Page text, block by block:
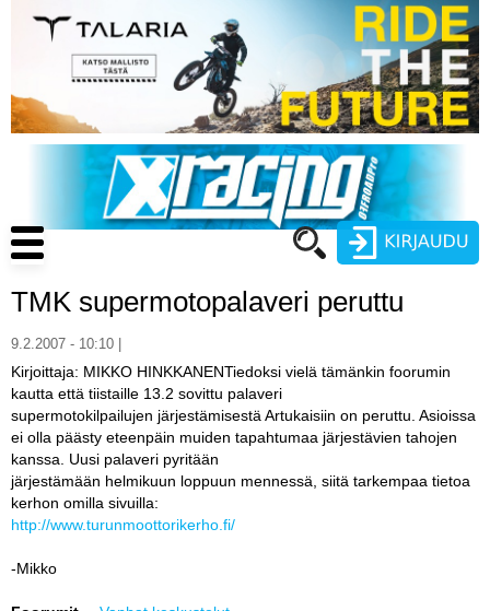
pääsisältöön
Käyttäjätunnus
Luo uusi käyttäjätili
Main
navigation
ENDURO
MOTOCROSS
MUUT LAJIT
TMK supermotopalaveri peruttu
9.2.2007 - 10:10 |
Kirjoittaja: MIKKO HINKKANENTiedoksi vielä tämänkin foorumin
kautta että tiistaille 13.2 sovittu palaveri
supermotokilpailujen järjestämisestä Artukaisiin on peruttu. Asioissa
ei olla päästy eteenpäin muiden tapahtumaa järjestävien tahojen
kanssa. Uusi palaveri pyritään
järjestämään helmikuun loppuun mennessä, siitä tarkempaa tietoa
kerhon omilla sivuilla:
http://www.turunmoottorikerho.fi/
-Mikko